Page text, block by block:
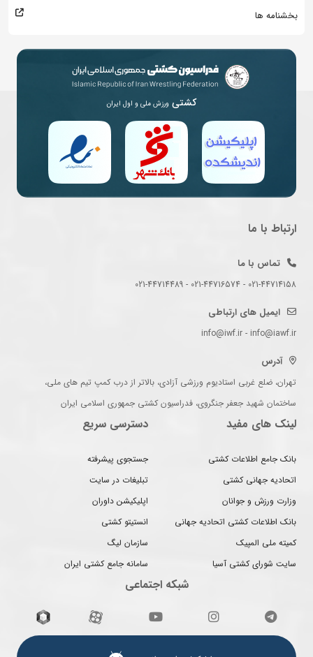
بخشنامه ها
کشتی ورزش ملی و اول ایران
ارتباط با ما
تماس با ما
021-44714158 - 021-44716574 - 021-44714489
ایمیل های ارتباطی
info@iwf.ir - info@iawf.ir
آدرس
تهران، ضلع غربی استادیوم ورزشی آزادی، بالاتر از درب کمپ تیم های ملی،
ساختمان شهید جعفر جنگروی، فدراسیون کشتی جمهوری اسلامی ایران
لینک های مفید
بانک جامع اطلاعات کشتی
اتحادیه جهانی کشتی
وزارت ورزش و جوانان
بانک اطلاعات کشتی اتحادیه جهانی
کمیته ملی المپیک
سایت شورای کشتی آسیا
دسترسی سریع
جستجوی پیشرفته
تبلیغات در سایت
اپلیکیشن داوران
انستیتو کشتی
سازمان لیگ
سامانه جامع کشتی ایران
شبکه اجتماعی